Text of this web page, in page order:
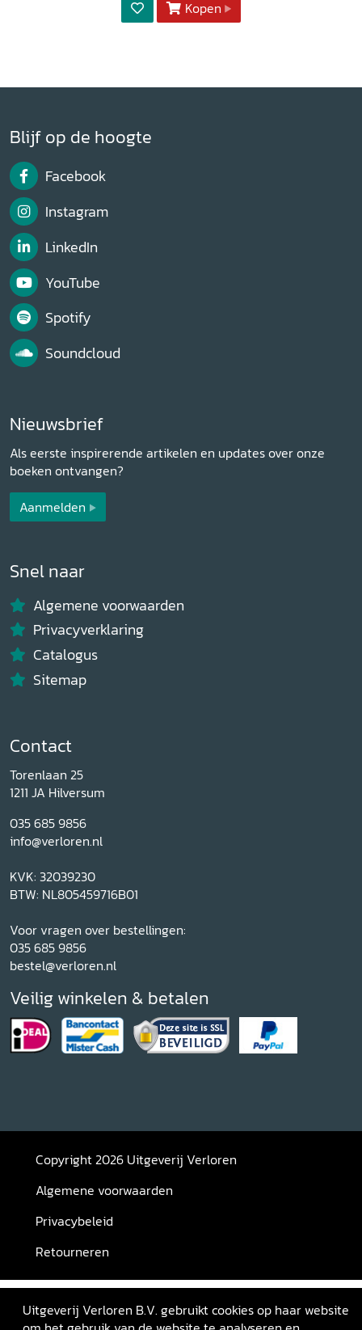
Kopen
Blijf op de hoogte
Facebook
Instagram
LinkedIn
YouTube
Spotify
Soundcloud
Nieuwsbrief
Als eerste inspirerende artikelen en updates over onze
boeken ontvangen?
Aanmelden
Snel naar
Algemene voorwaarden
Privacyverklaring
Catalogus
Sitemap
Contact
Torenlaan 25
1211 JA Hilversum
035 685 9856
info@verloren.nl
KVK: 32039230
BTW: NL805459716B01
Voor vragen over bestellingen:
035 685 9856
bestel@verloren.nl
Veilig winkelen & betalen
Copyright 2026 Uitgeverij Verloren
Algemene voorwaarden
Privacybeleid
Retourneren
Uitgeverij Verloren B.V. gebruikt cookies op haar website